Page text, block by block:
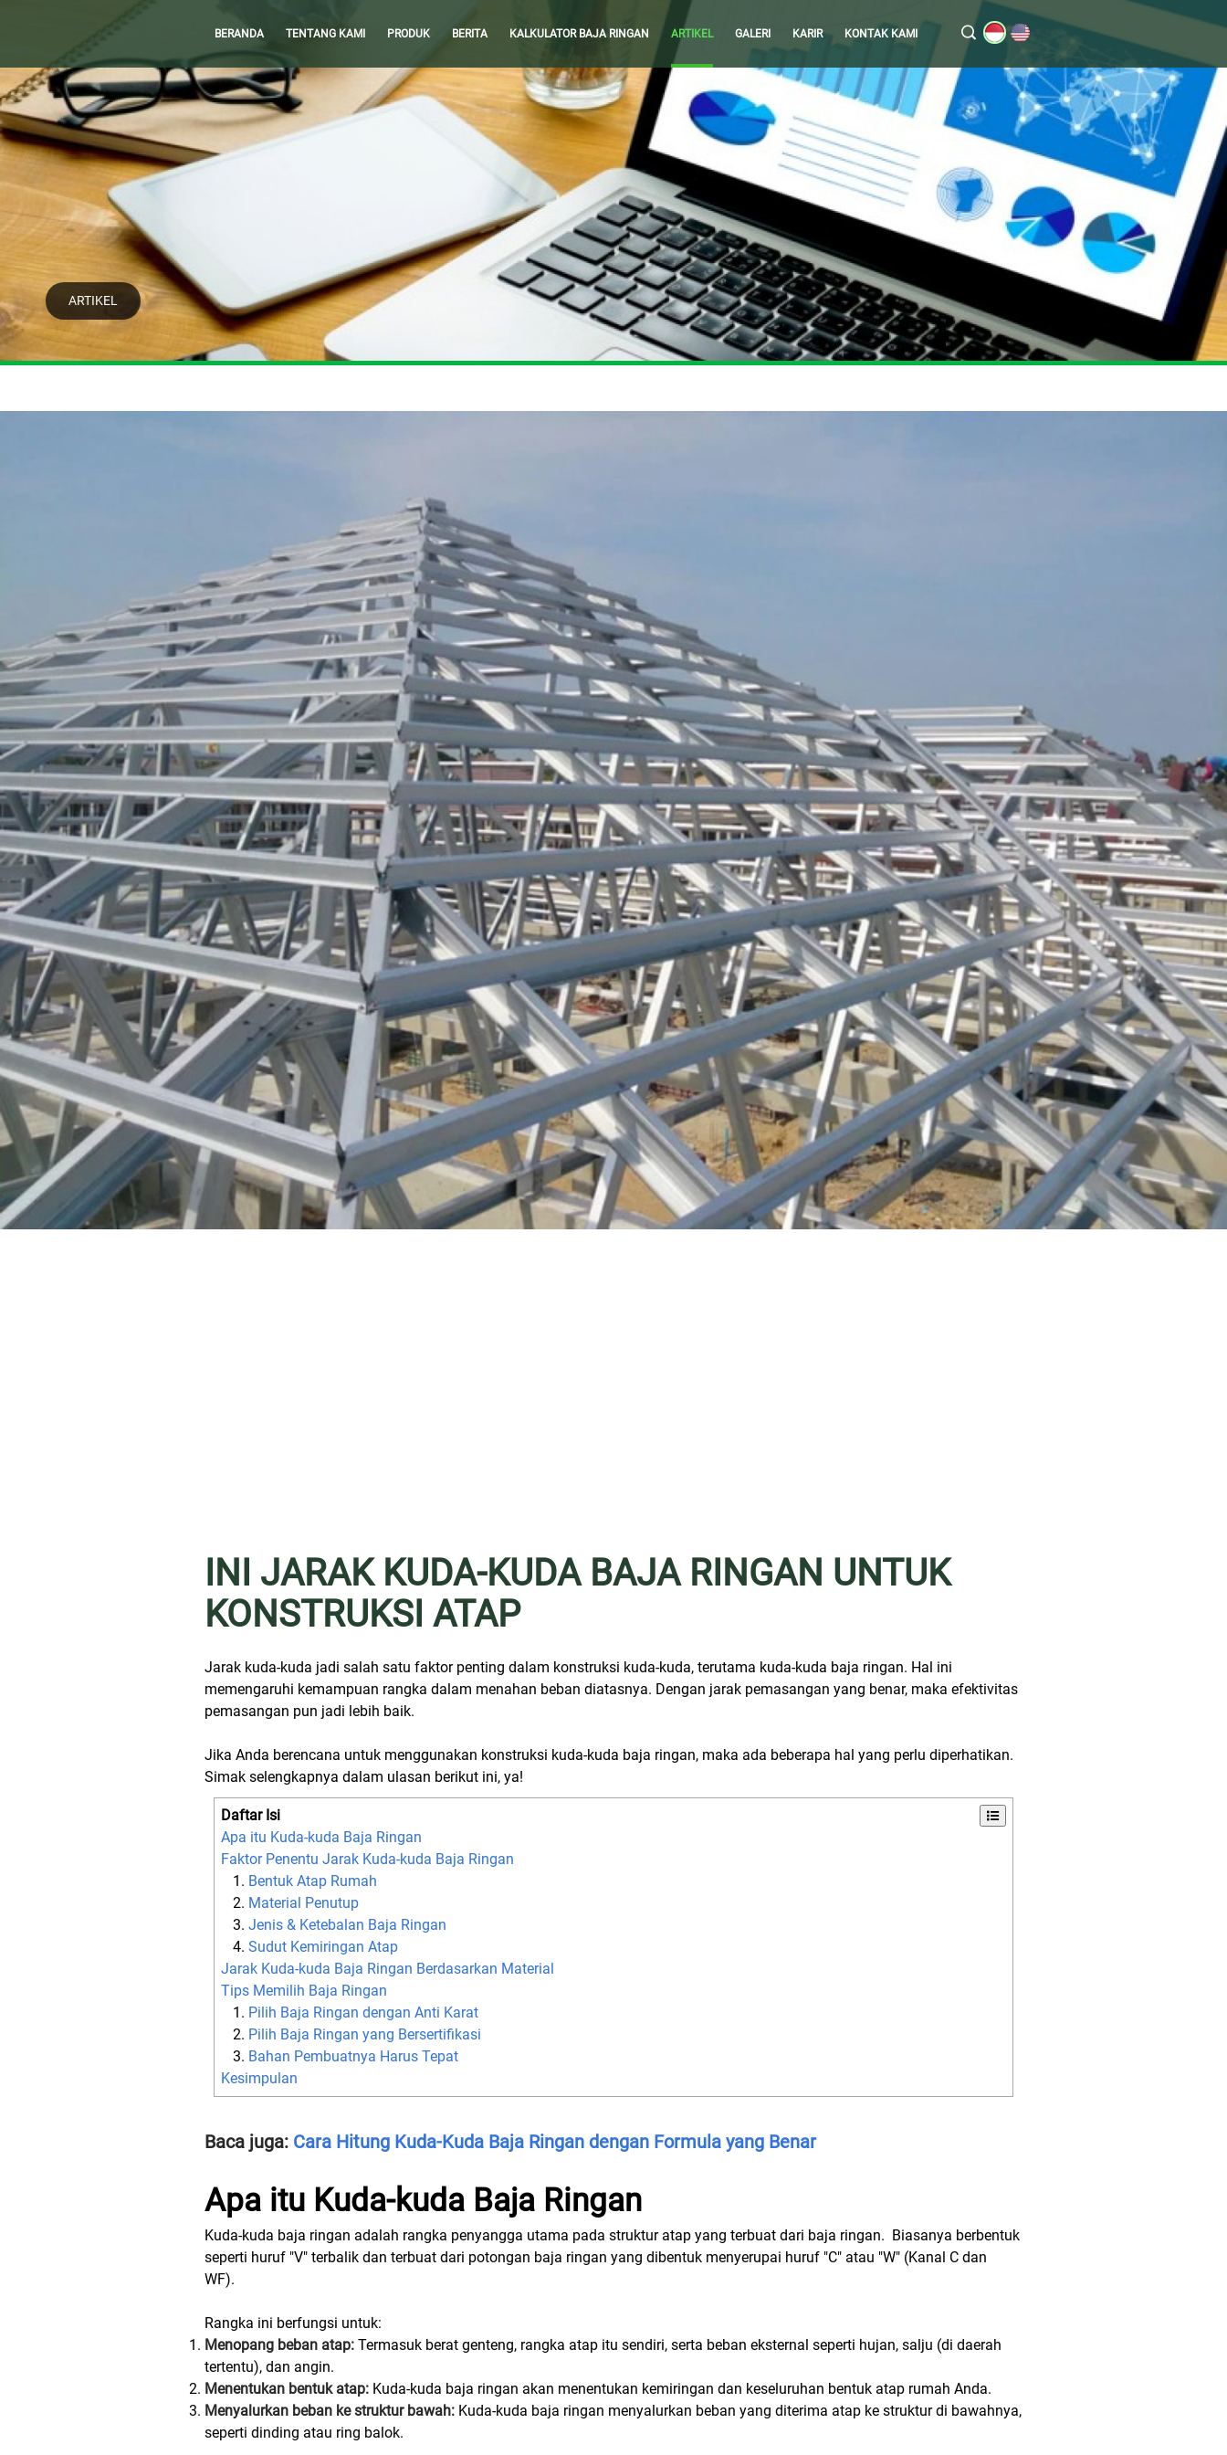
BERANDA TENTANG KAMI PRODUK BERITA KALKULATOR BAJA RINGAN ARTIKEL GALERI KARIR KONTAK KAMI
ARTIKEL
INI JARAK KUDA-KUDA BAJA RINGAN UNTUK
KONSTRUKSI ATAP
Jarak kuda-kuda jadi salah satu faktor penting dalam konstruksi kuda-kuda, terutama kuda-kuda baja ringan. Hal ini
memengaruhi kemampuan rangka dalam menahan beban diatasnya. Dengan jarak pemasangan yang benar, maka efektivitas
pemasangan pun jadi lebih baik.
Jika Anda berencana untuk menggunakan konstruksi kuda-kuda baja ringan, maka ada beberapa hal yang perlu diperhatikan.
Simak selengkapnya dalam ulasan berikut ini, ya!
Daftar Isi
Apa itu Kuda-kuda Baja Ringan
Faktor Penentu Jarak Kuda-kuda Baja Ringan
Bentuk Atap Rumah
Material Penutup
Jenis & Ketebalan Baja Ringan
Sudut Kemiringan Atap
Jarak Kuda-kuda Baja Ringan Berdasarkan Material
Tips Memilih Baja Ringan
Pilih Baja Ringan dengan Anti Karat
Pilih Baja Ringan yang Bersertifikasi
Bahan Pembuatnya Harus Tepat
Kesimpulan
Baca juga: Cara Hitung Kuda-Kuda Baja Ringan dengan Formula yang Benar
Apa itu Kuda-kuda Baja Ringan
Kuda-kuda baja ringan adalah rangka penyangga utama pada struktur atap yang terbuat dari baja ringan. Biasanya berbentuk
seperti huruf "V" terbalik dan terbuat dari potongan baja ringan yang dibentuk menyerupai huruf "C" atau "W" (Kanal C dan
WF).
Rangka ini berfungsi untuk:
Menopang beban atap: Termasuk berat genteng, rangka atap itu sendiri, serta beban eksternal seperti hujan, salju (di daerah
tertentu), dan angin.
Menentukan bentuk atap: Kuda-kuda baja ringan akan menentukan kemiringan dan keseluruhan bentuk atap rumah Anda.
Menyalurkan beban ke struktur bawah: Kuda-kuda baja ringan menyalurkan beban yang diterima atap ke struktur di bawahnya,
seperti dinding atau ring balok.